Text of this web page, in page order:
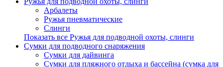
Арбалеты
Ружья пневматические
Слинги
Показать все Ружья для подводной охоты, слинги
Сумки для подводного снаряжения
Сумки для дайвинга
Сумки для пляжного отдыха и бассейна (сумка для